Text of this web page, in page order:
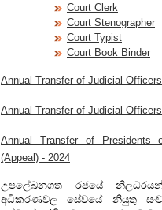
Court Clerk
Court Stenographer
Court Typist
Court Book Binder
Annual Transfer of Judicial
Annual Transfer of Judicial
Annual Transfer of Presidents
(Appeal) - 2024
උපලේඛනගත රජයේ
අධිකරණවල සේවයේ නියුතු